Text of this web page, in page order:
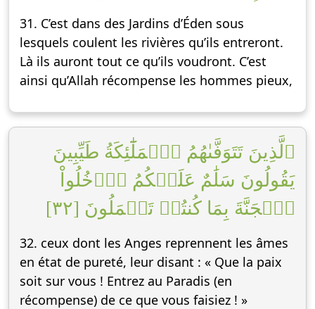
31. C’est dans des Jardins d’Éden sous
lesquels coulent les rivières qu’ils entreront.
Là ils auront tout ce qu’ils voudront. C’est
ainsi qu’Allah récompense les hommes pieux,
ٱلَّذِينَ تَتَوَفَّىٰهُمُ ٱلۡمَلَٰٓئِكَةُ طَيِّبِينَ
يَقُولُونَ سَلَٰمٌ عَلَيۡكُمُ ٱدۡخُلُواْ
ٱلۡجَنَّةَ بِمَا كُنتُمۡ تَعۡمَلُونَ [٣٢]
32. ceux dont les Anges reprennent les âmes
en état de pureté, leur disant : « Que la paix
soit sur vous ! Entrez au Paradis (en
récompense) de ce que vous faisiez ! »